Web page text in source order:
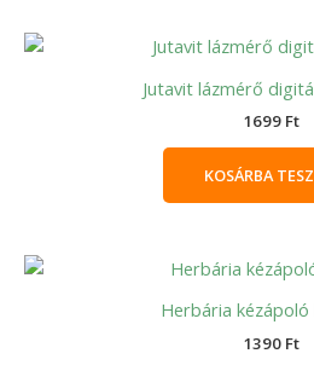
Jutavit lázmérő
1699 Ft
KOSÁRBA
Herbária kézápoló
1390 Ft